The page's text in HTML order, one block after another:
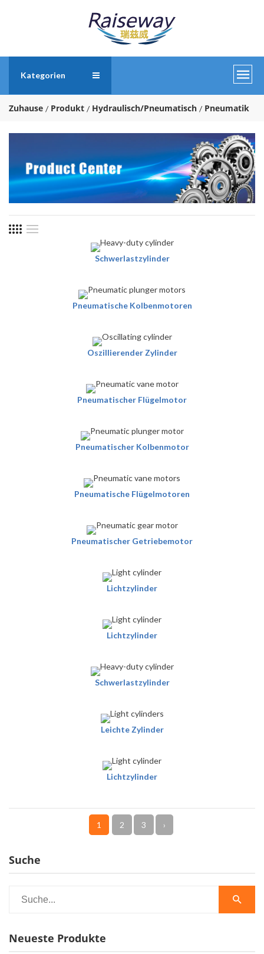
Kategorien
Zuhause Produkt Hydraulisch/Pneumatisch Pneumatik
Suche
Neueste Produkte
Schwerlastzylinder
Pneumatische Kolbenmotoren
Oszillierender Zylinder
Pneumatischer Flügelmotor
Pneumatischer Kolbenmotor
Pneumatische Flügelmotoren
Pneumatischer Getriebemotor
Lichtzylinder
Lichtzylinder
Schwerlastzylinder
Leichte Zylinder
Lichtzylinder
1 2 3 ›